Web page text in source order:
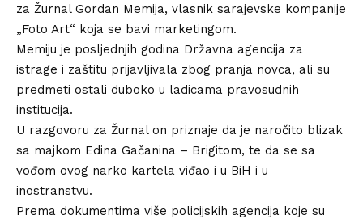
za Žurnal Gordan Memija, vlasnik sarajevske kompanije
„Foto Art“ koja se bavi marketingom.
Memiju je posljednjih godina Državna agencija za
istrage i zaštitu prijavljivala zbog pranja novca, ali su
predmeti ostali duboko u ladicama pravosudnih
institucija.
U razgovoru za Žurnal on priznaje da je naročito blizak
sa majkom Edina Gačanina – Brigitom, te da se sa
vođom ovog narko kartela viđao i u BiH i u
inostranstvu.
Prema dokumentima više policijskih agencija koje su